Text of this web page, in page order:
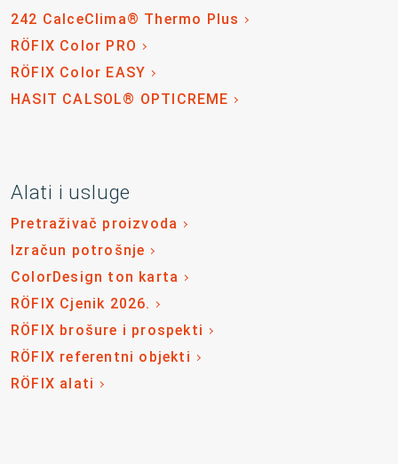
242 CalceClima® Thermo Plus
RÖFIX Color PRO
RÖFIX Color EASY
HASIT CALSOL® OPTICREME
Alati i usluge
Pretraživač proizvoda
Izračun potrošnje
ColorDesign ton karta
RÖFIX Cjenik 2026.
RÖFIX brošure i prospekti
RÖFIX referentni objekti
RÖFIX alati